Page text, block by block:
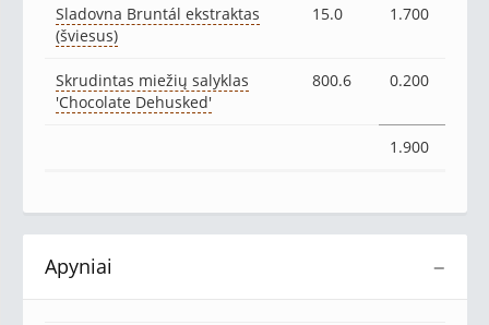
Sladovna Bruntál ekstraktas
(šviesus)
15.0 1.700
Skrudintas miežių salyklas
'Chocolate Dehusked'
800.6 0.200
1.900
−
Apyniai